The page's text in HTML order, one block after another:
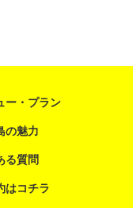
ー・プラン
の魅力
る質問
はコチラ